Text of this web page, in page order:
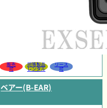
販売
可
同等製品
レンタル
リース
可
ベアー(B-EAR)